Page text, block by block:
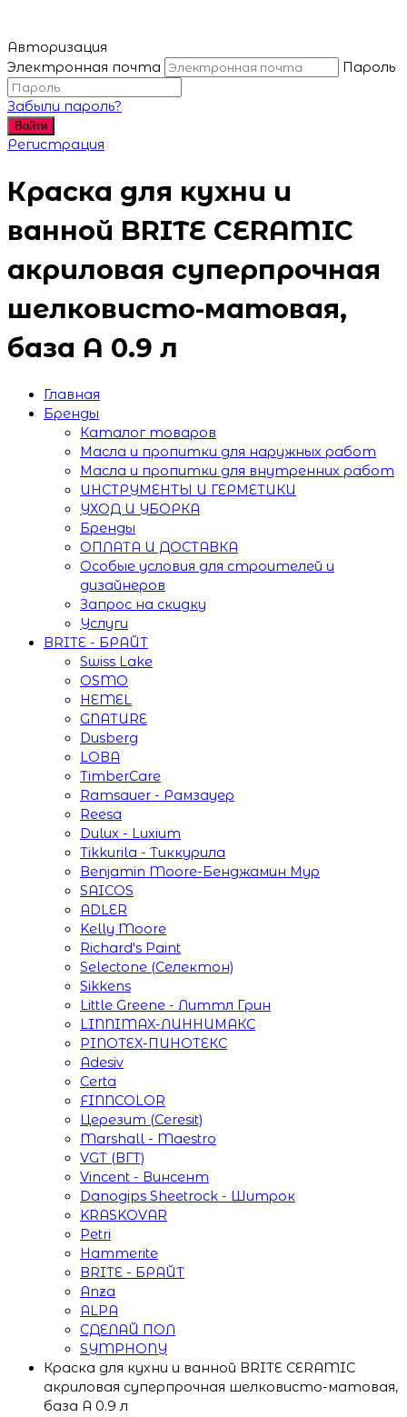
Авторизация
Электронная почта
Пароль
Забыли пароль?
Войти
Регистрация
Краска для кухни и
ванной BRITE CERAMIC
акриловая суперпрочная
шелковисто-матовая,
база А 0.9 л
Главная
Бренды
Каталог товаров
Масла и пропитки для наружных работ
Масла и пропитки для внутренних работ
ИНСТРУМЕНТЫ И ГЕРМЕТИКИ
УХОД И УБОРКА
Бренды
ОПЛАТА И ДОСТАВКА
Особые условия для строителей и
дизайнеров
Запрос на скидку
Услуги
BRITE - БРАЙТ
Swiss Lake
OSMO
HEMEL
GNATURE
Dusberg
LOBA
TimberCare
Ramsauer - Рамзауер
Reesa
Dulux - Luxium
Tikkurila - Тиккурила
Benjamin Moore-Бенджамин Мур
SAICOS
ADLER
Kelly Moore
Richard's Paint
Selectone (Селектон)
Sikkens
Little Greene - Литтл Грин
LINNIMAX-ЛИННИМАКС
PINOTEX-ПИНОТЕКС
Adesiv
Certa
FINNCOLOR
Церезит (Ceresit)
Marshall - Maestro
VGT (ВГТ)
Vincent - Винсент
Danogips Sheetrock - Шитрок
KRASKOVAR
Petri
Hammerite
BRITE - БРАЙТ
Anza
ALPA
СДЕЛАЙ ПОЛ
SYMPHONY
Краска для кухни и ванной BRITE CERAMIC
акриловая суперпрочная шелковисто-матовая,
база А 0.9 л